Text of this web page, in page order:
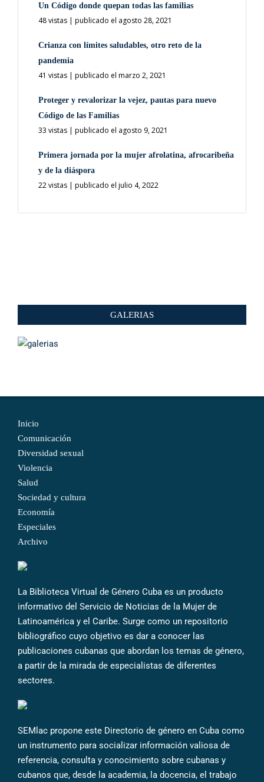
Un Código donde quepan todas las familias
48 vistas | publicado el agosto 28, 2021
Crianza con límites saludables, otro reto de la
pandemia
41 vistas | publicado el marzo 2, 2021
Proteger y revalorizar la vejez, pautas para nuevo
Código de las Familias
33 vistas | publicado el agosto 9, 2021
Primera jornada por la mujer afrolatina, afrocaribeña
y de la diáspora
22 vistas | publicado el julio 4, 2022
GALERIAS
Inicio
Comunicación
Diversidad sexual
Violencia
Salud
Sociedad y cultura
Economía
Especiales
Archivo
La Biblioteca Virtual de Género Cuba es un producto
informativo del Servicio de Noticias de la Mujer de
Latinoamérica y el Caribe. Surge como un repositorio
bibliográfico cuyo objetivo es dar a conocer las
publicaciones cubanas que abordan los temas de género,
a partir de la mirada de especialistas de diferentes
sectores.
SEMlac propone este Directorio de género en Cuba como
un instrumento para socializar información valiosa de
referencia, consulta y conocimiento sobre cubanas y
cubanos que, desde la academia, la docencia, el trabajo